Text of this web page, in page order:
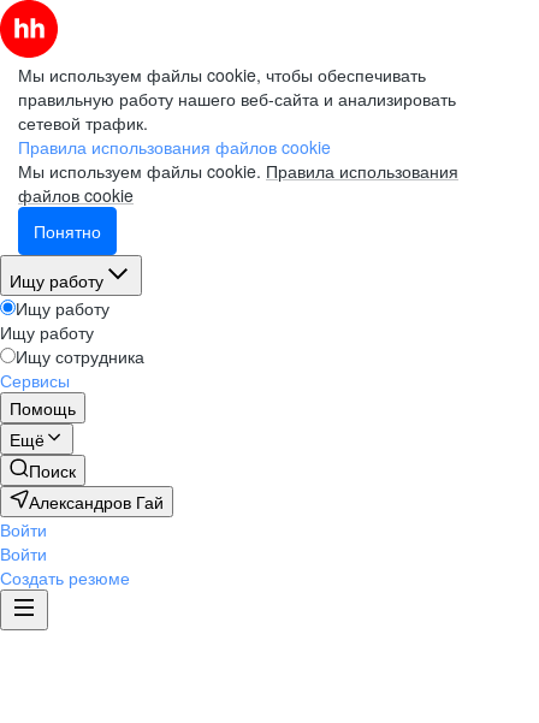
Мы используем файлы cookie, чтобы обеспечивать
правильную работу нашего веб-сайта и анализировать
сетевой трафик.
Правила использования файлов cookie
Мы используем файлы cookie. Правила использования
файлов cookie
Понятно
Ищу работу
Ищу работу
Ищу работу
Ищу сотрудника
Сервисы
Помощь
Ещё
Поиск
Александров Гай
Войти
Войти
Создать резюме